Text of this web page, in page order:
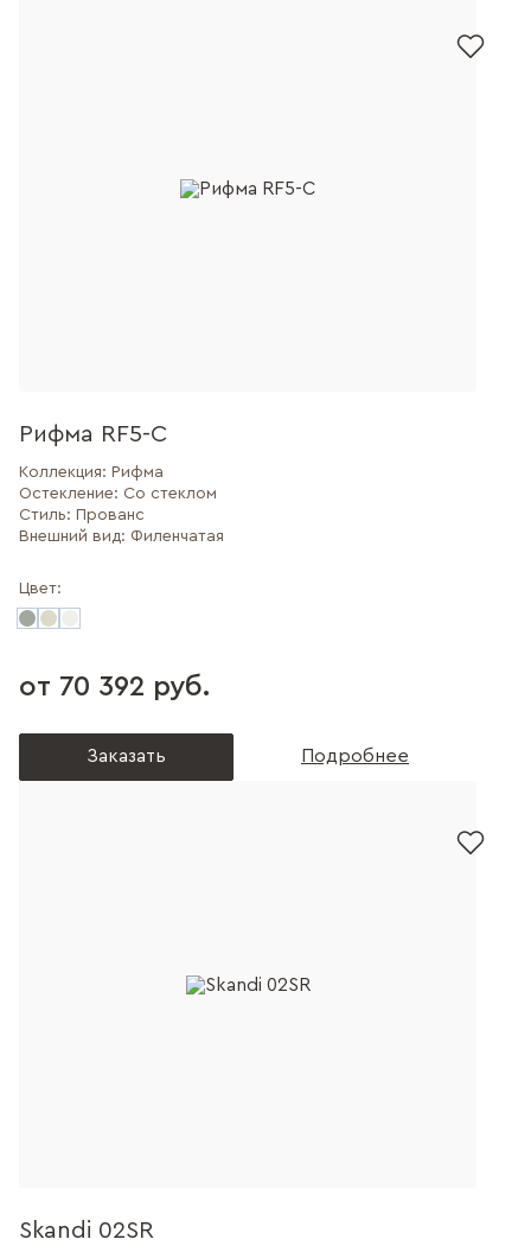
Рифма RF5-C
Коллекция: Рифма
Остекление: Со стеклом
Стиль: Прованс
Внешний вид: Филенчатая
Цвет:
от 70 392 руб.
Заказать Подробнее
Skandi 02SR